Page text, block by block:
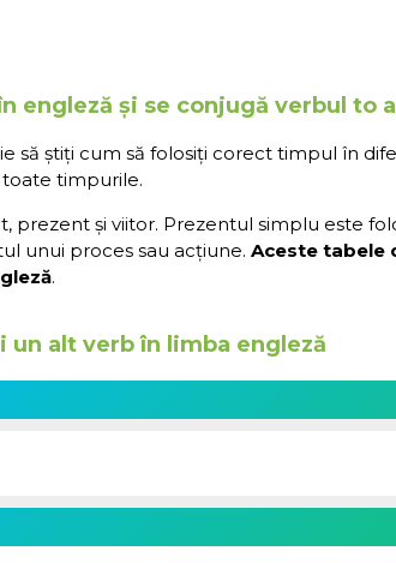
engleză și se conjugă verbul to
să știți cum să folosiți corect timpul în
timpurile.
și viitor. Prezentul simplu este
unui proces sau acțiune. Aceste tabele
.
un alt verb în limba engleză